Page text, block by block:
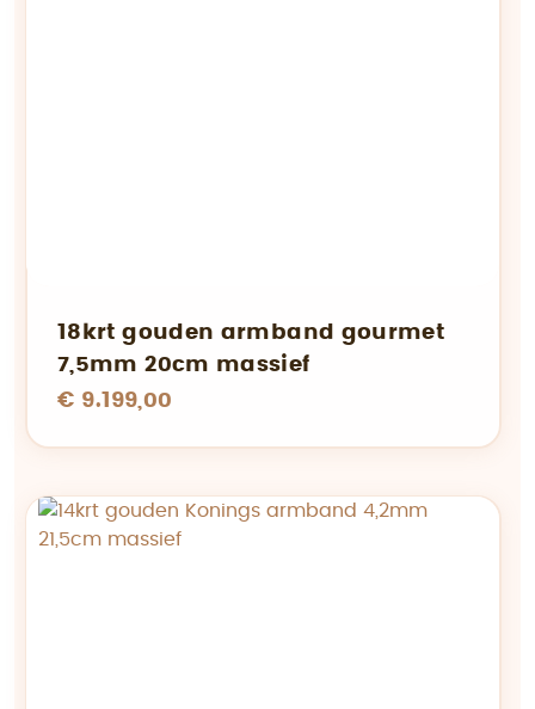
18krt gouden armband gourmet
7,5mm 20cm massief
€ 9.199,00